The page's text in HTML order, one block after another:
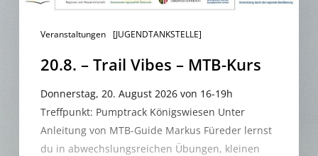
Veranstaltungen [JUGENDTANKSTELLE]
20.8. – Trail Vibes – MTB-Kurs
Donnerstag, 20. August 2026 von 16-19h
Treffpunkt: Pumptrack Königswiesen Unter
Anleitung von MTB-Guide Markus Füreder lernst
du in abwechslungsreichen Übungen, kleinen